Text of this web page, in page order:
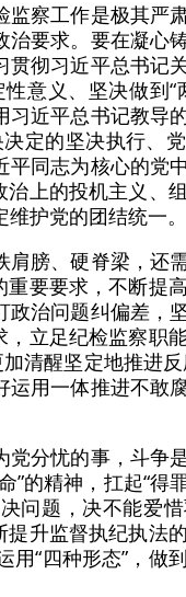
察工作是极其严
要求。要在凝心
彻习近平总书记
意义、坚决做到“
近平总书记教导
定的坚决执行、
同志为核心的党
上的投机主义、
护党的团结统一。
膀、硬脊梁，还
要要求，不断提
治问题纠偏差，坚
立足纪检监察职
清醒坚定地推进
用一体推进不敢
分忧的事，斗争
”的精神，扛起“得
问题，决不能爱惜
升监督执纪执法
“四种形态”，做